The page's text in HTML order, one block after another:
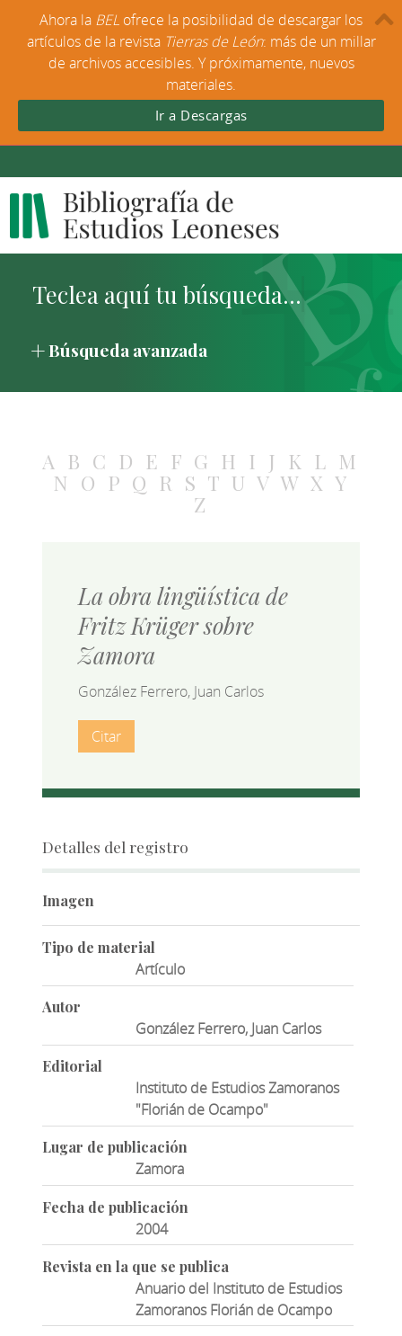
Búsqueda avanzada
A B C D E F G H I J K L M
N O P Q R S T U V W X Y
Z
La obra lingüística de
Fritz Krüger sobre
Zamora
González Ferrero, Juan Carlos
Citar
Detalles del registro
Imagen
Tipo de material
Artículo
Autor
González Ferrero, Juan Carlos
Editorial
Instituto de Estudios Zamoranos
"Florián de Ocampo"
Lugar de publicación
Zamora
Fecha de publicación
2004
Revista en la que se publica
Anuario del Instituto de Estudios
Zamoranos Florián de Ocampo
Ahora la BEL ofrece la posibilidad de descargar los
artículos de la revista Tierras de León: más de un millar
de archivos accesibles. Y próximamente, nuevos
materiales.
Ir a Descargas